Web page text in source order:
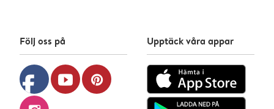
Följ oss på
facebook youtube pinterest
Upptäck våra appar